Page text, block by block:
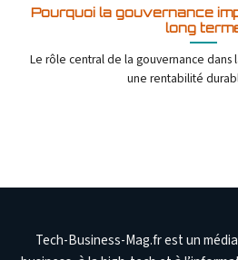
Pourquoi la gouvernance
long
Le rôle central de la gouvernance dans
une rentabilité
Tech-Business-Mag.fr est un